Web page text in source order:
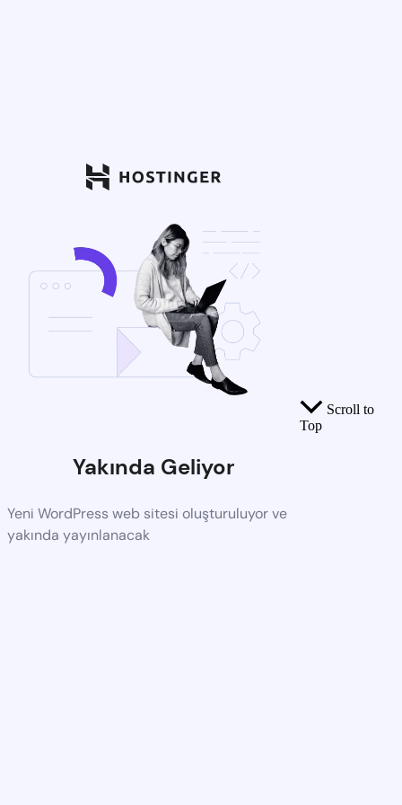
Yakında Geliyor
Yeni WordPress web sitesi oluşturuluyor ve
yakında yayınlanacak
Scroll to
Top